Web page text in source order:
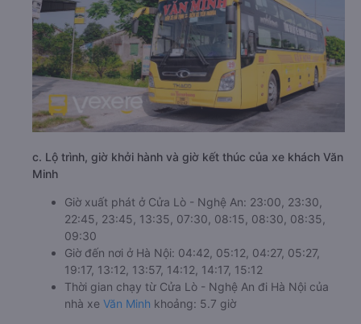
c. Lộ trình, giờ khởi hành và giờ kết thúc của xe khách Văn
Minh
Giờ xuất phát ở Cửa Lò - Nghệ An: 23:00, 23:30,
22:45, 23:45, 13:35, 07:30, 08:15, 08:30, 08:35,
09:30
Giờ đến nơi ở Hà Nội: 04:42, 05:12, 04:27, 05:27,
19:17, 13:12, 13:57, 14:12, 14:17, 15:12
Thời gian chạy từ Cửa Lò - Nghệ An đi Hà Nội của
nhà xe Văn Minh khoảng: 5.7 giờ